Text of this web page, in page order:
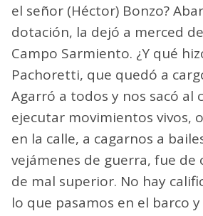
el señor (Héctor) Bonzo?
dotación, la dejó a merced
Campo Sarmiento. ¿Y qué
Pachoretti, que quedó a
Agarró a todos y nos sacó al
ejecutar movimientos vivos,
en la calle, a cagarnos a
vejámenes de guerra, fue de
de mal superior. No hay
lo que pasamos en el barco